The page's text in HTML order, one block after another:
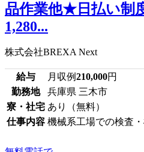
品作業他★日払い制
1,280...
株式会社BREXA Next
給与 月収例210,000円
勤務地
兵庫県 三木市
寮・社宅 あり（無料）
仕事内容 機械系工場での検査